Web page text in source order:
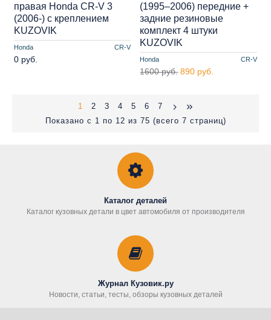
Honda CR-V
правая Honda CR-V 3
(2006-) с креплением
KUZOVIK
0 руб. Honda CR-V
(1995–2006) передние +
задние резиновые
комплект 4 штуки
KUZOVIK
1600 руб. 890 руб.
1 2 3 4 5 6
7
Показано с 1 по 12 из 75 (всего 7 страниц)
Каталог деталей
Каталог кузовных детали в цвет автомобиля от производителя
Журнал Кузовик.ру
Новости, статьи, тесты, обзоры кузовных деталей